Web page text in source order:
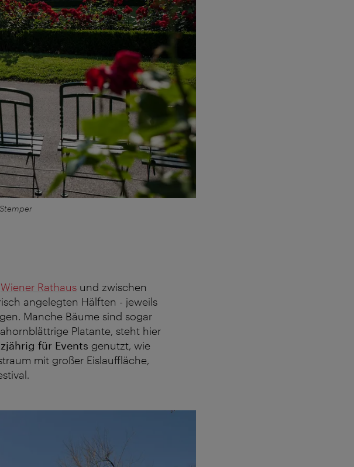
Wiener Rathaus und zwischen
angelegten Hälften - jeweils
Manche Bäume sind sogar
Platante, steht hier
für Events genutzt, wie
mit großer Eislauffläche,